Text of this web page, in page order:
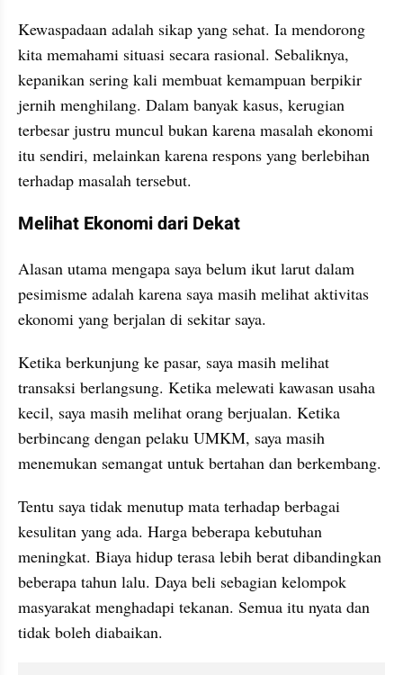
Kewaspadaan adalah sikap yang sehat. Ia mendorong
kita memahami situasi secara rasional. Sebaliknya,
kepanikan sering kali membuat kemampuan berpikir
jernih menghilang. Dalam banyak kasus, kerugian
terbesar justru muncul bukan karena masalah ekonomi
itu sendiri, melainkan karena respons yang berlebihan
terhadap masalah tersebut.
Melihat Ekonomi dari Dekat
Alasan utama mengapa saya belum ikut larut dalam
pesimisme adalah karena saya masih melihat aktivitas
ekonomi yang berjalan di sekitar saya.
Ketika berkunjung ke pasar, saya masih melihat
transaksi berlangsung. Ketika melewati kawasan usaha
kecil, saya masih melihat orang berjualan. Ketika
berbincang dengan pelaku UMKM, saya masih
menemukan semangat untuk bertahan dan berkembang.
Tentu saya tidak menutup mata terhadap berbagai
kesulitan yang ada. Harga beberapa kebutuhan
meningkat. Biaya hidup terasa lebih berat dibandingkan
beberapa tahun lalu. Daya beli sebagian kelompok
masyarakat menghadapi tekanan. Semua itu nyata dan
tidak boleh diabaikan.